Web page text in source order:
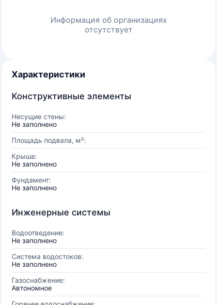
Информация об организациях
отсутствует
Характеристики
Конструктивные элементы
Несущие стены:
Не заполнено
Площадь подвала, м²:
Крыша:
Не заполнено
Фундамент:
Не заполнено
Инженерные системы
Водоотведение:
Не заполнено
Система водостоков:
Не заполнено
Газоснабжение:
Автономное